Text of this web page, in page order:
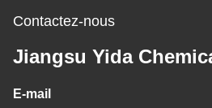
Contactez-nous
Jiangsu Yida
E-mail